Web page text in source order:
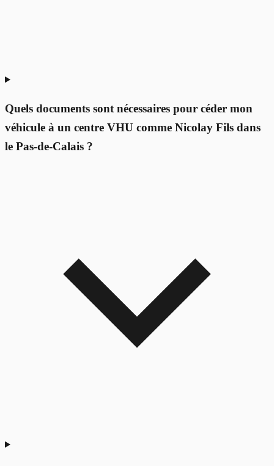
Quels documents sont nécessaires pour céder mon
véhicule à un centre VHU comme Nicolay Fils dans
le Pas-de-Calais ?